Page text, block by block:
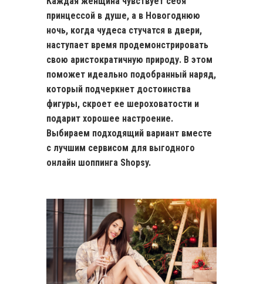
принцессой в душе, а в Новогоднюю
ночь, когда чудеса стучатся в двери,
наступает время продемонстрировать
свою аристократичную природу. В этом
поможет идеально подобранный наряд,
который подчеркнет достоинства
фигуры, скроет ее шероховатости и
подарит хорошее настроение.
Выбираем подходящий вариант вместе
с лучшим сервисом для выгодного
онлайн шоппинга Shopsy.